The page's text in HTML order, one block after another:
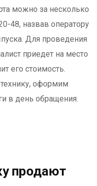
можно за несколько
48, назвав оператору
Для проведения
приедет на место
его стоимость.
оформим
в день обращения.
продают